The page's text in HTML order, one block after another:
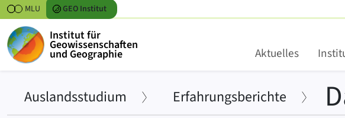
Zum Inhalt springen
MLU GEO Institut
Institut für
Geowissenschaften
und Geographie Aktuelles
Auslandsstudium Erfahrungsberichte